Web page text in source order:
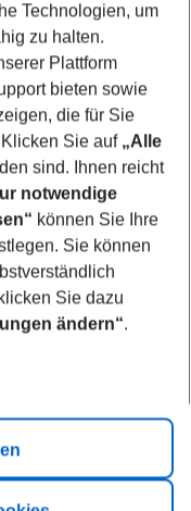
Technologien, um
zu halten.
Plattform
bieten sowie
die für Sie
Sie auf „Alle
sind. Ihnen reicht
notwendige
können Sie Ihre
Sie können
Sie dazu
ändern“.